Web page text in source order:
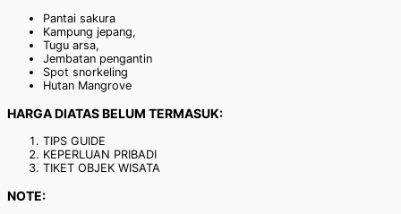
Pantai sakura
Kampung jepang,
Tugu arsa,
Jembatan pengantin
Spot snorkeling
Hutan Mangrove
HARGA DIATAS BELUM TERMASUK:
TIPS GUIDE
KEPERLUAN PRIBADI
TIKET OBJEK WISATA
NOTE: